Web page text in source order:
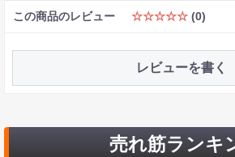
この商品のレビュー ☆☆☆☆☆ (0)
レビューを書く
売れ筋ランキ